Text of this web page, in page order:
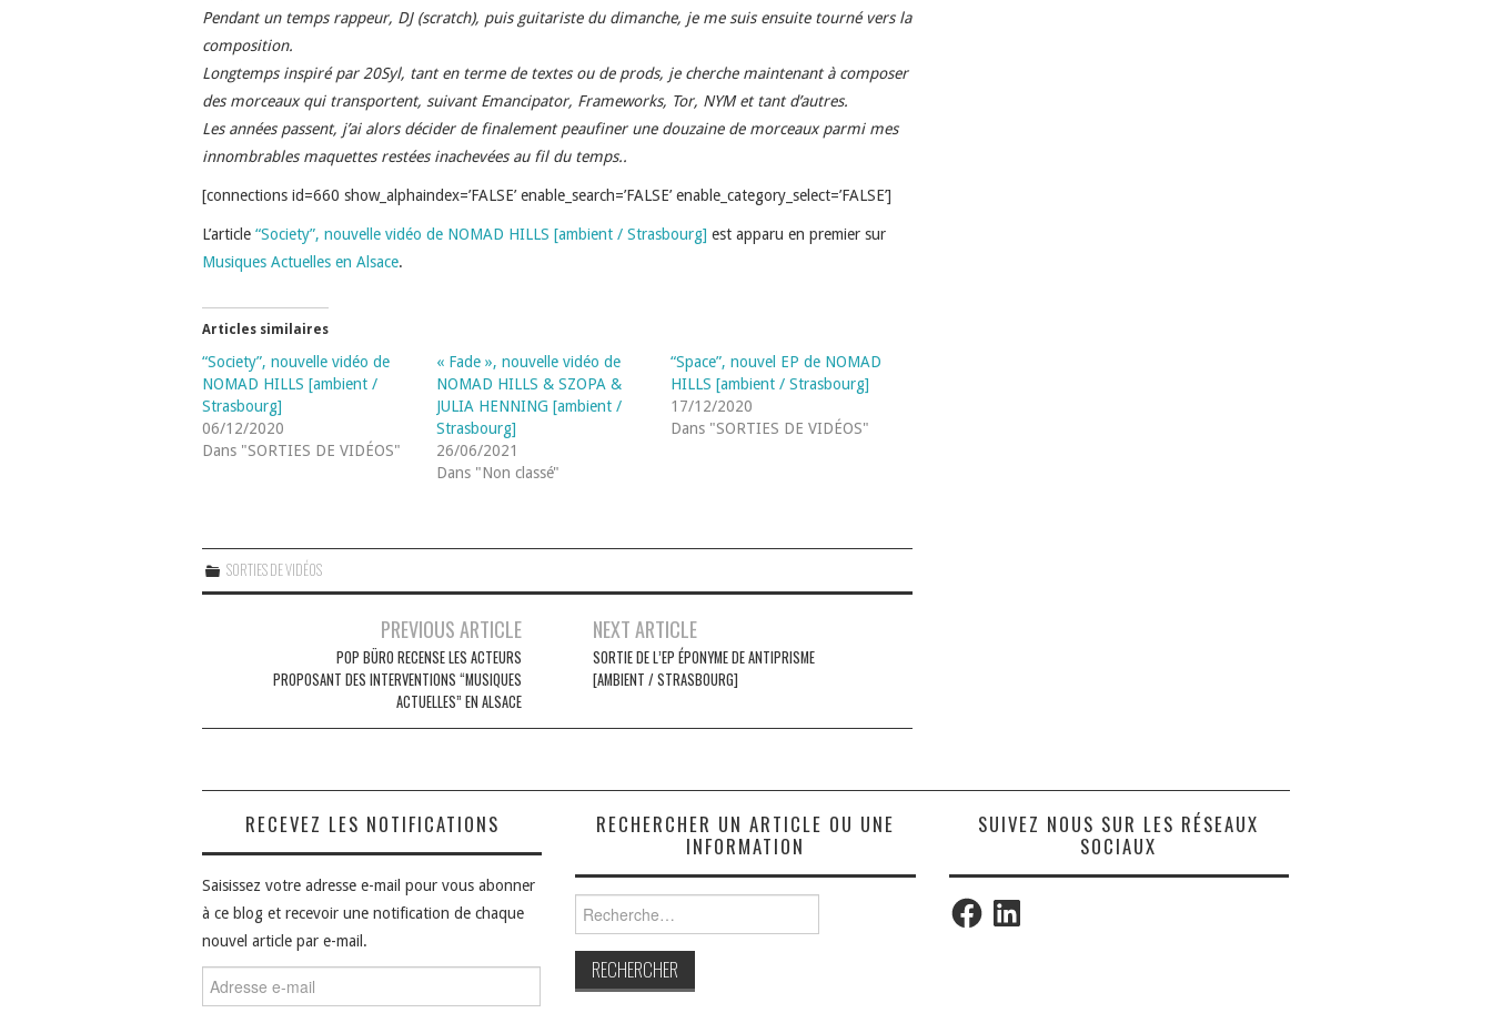
Pendant un temps rappeur, DJ (scratch), puis guitariste du dimanche, je me suis ensuite tourné vers la
composition.
Longtemps inspiré par 20Syl, tant en terme de textes ou de prods, je cherche maintenant à composer
des morceaux qui transportent, suivant Emancipator, Frameworks, Tor, NYM et tant d’autres.
Les années passent, j’ai alors décider de finalement peaufiner une douzaine de morceaux parmi mes
innombrables maquettes restées inachevées au fil du temps..
[connections id=660 show_alphaindex=’FALSE’ enable_search=’FALSE’ enable_category_select=’FALSE’]
L’article “Society”, nouvelle vidéo de NOMAD HILLS [ambient / Strasbourg] est apparu en premier sur
Musiques Actuelles en Alsace.
Articles similaires
“Society”, nouvelle vidéo de
NOMAD HILLS [ambient /
Strasbourg]
06/12/2020
Dans "SORTIES DE VIDÉOS"
« Fade », nouvelle vidéo de
NOMAD HILLS & SZOPA &
JULIA HENNING [ambient /
Strasbourg]
26/06/2021
Dans "Non classé"
“Space”, nouvel EP de NOMAD
HILLS [ambient / Strasbourg]
17/12/2020
Dans "SORTIES DE VIDÉOS"
SORTIES DE VIDÉOS
PREVIOUS ARTICLE
POP BÜRO RECENSE LES ACTEURS
PROPOSANT DES INTERVENTIONS “MUSIQUES
ACTUELLES” EN ALSACE
NEXT ARTICLE
SORTIE DE L’EP ÉPONYME DE ANTIPRISME
[AMBIENT / STRASBOURG]
RECEVEZ LES NOTIFICATIONS
Saisissez votre adresse e-mail pour vous abonner
à ce blog et recevoir une notification de chaque
nouvel article par e-mail.
e-
RECHERCHER UN ARTICLE OU UNE
INFORMATION
SUIVEZ NOUS SUR LES RÉSEAUX
SOCIAUX
FacebookLinkedIn